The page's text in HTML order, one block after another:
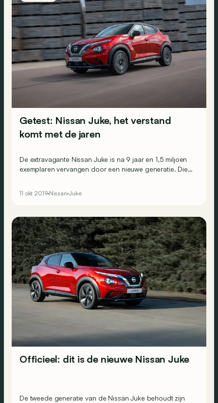
Getest: Nissan Juke, het verstand
komt met de jaren
De extravagante Nissan Juke is na 9 jaar en 1,5 miljoen
exemplaren vervangen door een nieuwe generatie. Die
11 okt 2019 Nissan Juke
Officieel: dit is de nieuwe Nissan Juke
De tweede generatie van de Nissan Juke behoudt zijn